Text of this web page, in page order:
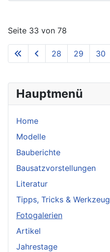
Hauptmenü
Home
Modelle
Bauberichte
Bausatzvorstellungen
Literatur
Tipps, Tricks & Werkzeug
Fotogalerien
Artikel
Jahrestage
Seite 33 von 78
28 29 30